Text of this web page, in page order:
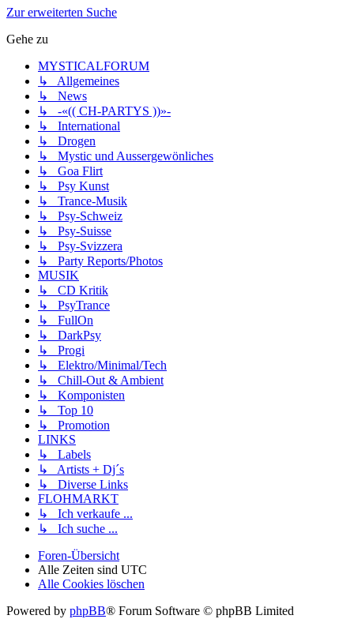
Zur erweiterten Suche
Gehe zu
MYSTICALFORUM
↳ Allgemeines
↳ News
↳ -«(( CH-PARTYS ))»-
↳ International
↳ Drogen
↳ Mystic und Aussergewönliches
↳ Goa Flirt
↳ Psy Kunst
↳ Trance-Musik
↳ Psy-Schweiz
↳ Psy-Suisse
↳ Psy-Svizzera
↳ Party Reports/Photos
MUSIK
↳ CD Kritik
↳ PsyTrance
↳ FullOn
↳ DarkPsy
↳ Progi
↳ Elektro/Minimal/Tech
↳ Chill-Out & Ambient
↳ Komponisten
↳ Top 10
↳ Promotion
LINKS
↳ Labels
↳ Artists + Dj´s
↳ Diverse Links
FLOHMARKT
↳ Ich verkaufe ...
↳ Ich suche ...
Foren-Übersicht
Alle Zeiten sind UTC
Alle Cookies löschen
Powered by phpBB® Forum Software © phpBB Limited